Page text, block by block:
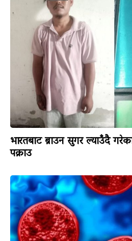
भारतबाट ब्राउन सुगर ल्याउँदै
पक्राउ